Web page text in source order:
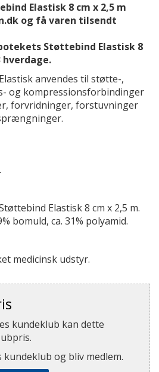
Elastisk 8 cm x 2,5 m
og få varen tilsendt
Støttebind Elastisk 8
hverdage.
anvendes til støtte-,
og kompressionsforbindinger
forvridninger, forstuvninger
Elastisk 8 cm x 2,5 m.
bomuld, ca. 31% polyamid.
medicinsk udstyr.
kundeklub kan dette
og bliv medlem.